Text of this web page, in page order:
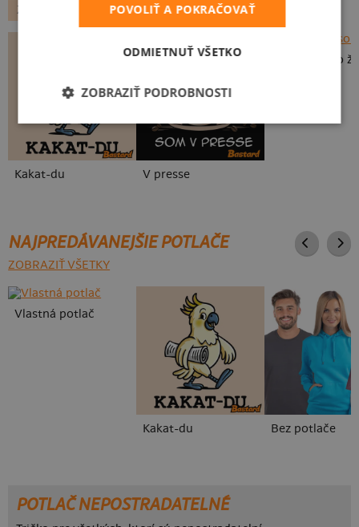
ZVIERATKÁ
POVOLANIA NÁPISY
Kakat-du V presse
To je moje so
NAJPREDÁVANEJŠIE POTLAČE
ZOBRAZIŤ VŠETKY
Vlastná potlač
Kakat-du Bez potlače
POTLAČ NEPOSTRADATELNÉ
POVOLIŤ A POKRAČOVAŤ
ODMIETNUŤ VŠETKO
ZOBRAZIŤ PODROBNOSTI